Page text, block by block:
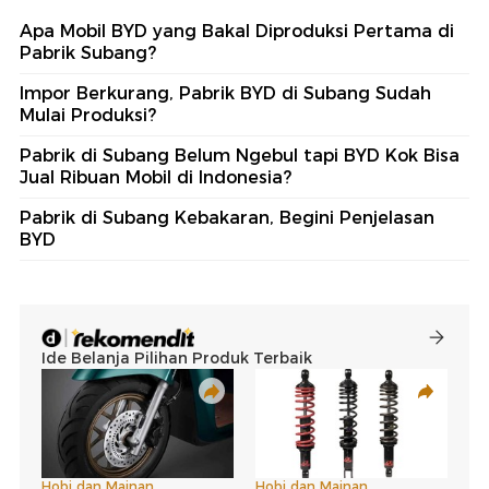
Apa Mobil BYD yang Bakal Diproduksi Pertama di
Pabrik Subang?
Impor Berkurang, Pabrik BYD di Subang Sudah
Mulai Produksi?
Pabrik di Subang Belum Ngebul tapi BYD Kok Bisa
Jual Ribuan Mobil di Indonesia?
Pabrik di Subang Kebakaran, Begini Penjelasan
BYD